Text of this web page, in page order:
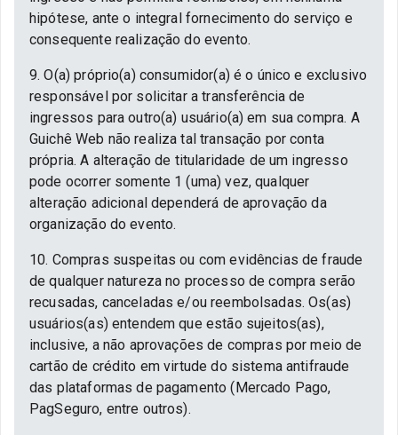
hipótese, ante o integral fornecimento do serviço e
consequente realização do evento.
9. O(a) próprio(a) consumidor(a) é o único e exclusivo
responsável por solicitar a transferência de
ingressos para outro(a) usuário(a) em sua compra. A
Guichê Web não realiza tal transação por conta
própria. A alteração de titularidade de um ingresso
pode ocorrer somente 1 (uma) vez, qualquer
alteração adicional dependerá de aprovação da
organização do evento.
10. Compras suspeitas ou com evidências de fraude
de qualquer natureza no processo de compra serão
recusadas, canceladas e/ou reembolsadas. Os(as)
usuários(as) entendem que estão sujeitos(as),
inclusive, a não aprovações de compras por meio de
cartão de crédito em virtude do sistema antifraude
das plataformas de pagamento (Mercado Pago,
PagSeguro, entre outros).